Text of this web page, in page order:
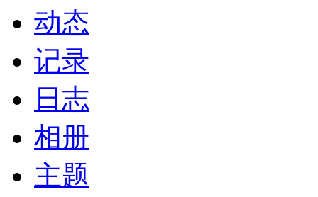
动态
记录
日志
相册
主题